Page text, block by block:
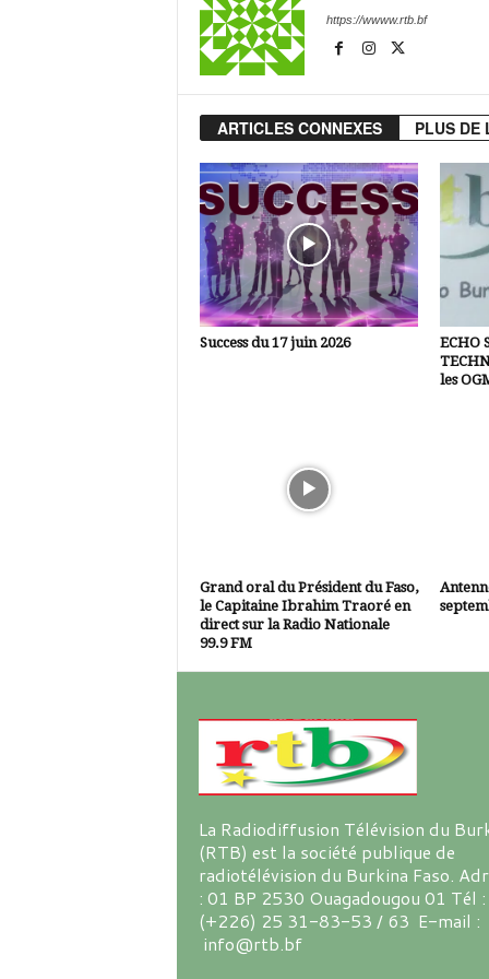
https://wwww.rtb.bf
ARTICLES CONNEXES PLUS DE
Success du 17 juin 2026
ECHO
les
Grand oral du Président du Faso,
le Capitaine Ibrahim Traoré en
direct sur la Radio Nationale
99.9 FM
La Radiodiffusion Télévision du
(RTB) est la société publique de
radiotélévision du Burkina Faso.
: 01 BP 2530 Ouagadougou 01 Tél :
(+226) 25 31-83-53 / 63 E-mail :
info@rtb.bf